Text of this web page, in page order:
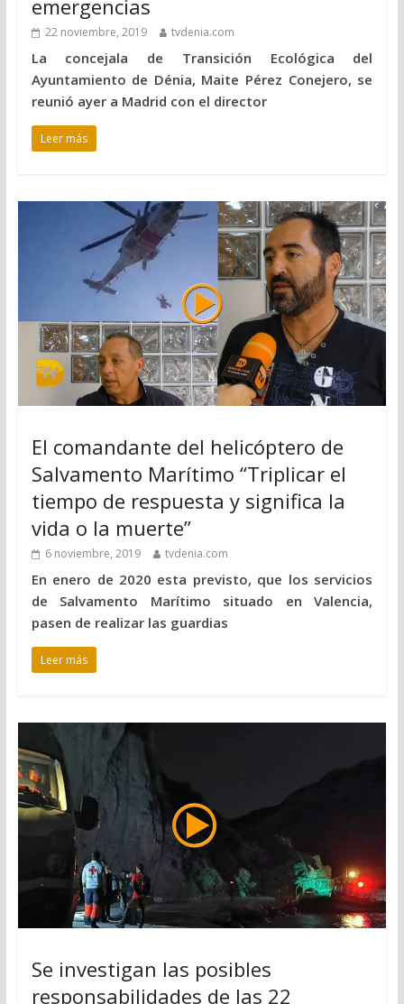
emergencias
22 noviembre, 2019 tvdenia.com
La concejala de Transición Ecológica del
Ayuntamiento de Dénia, Maite Pérez Conejero, se
reunió ayer a Madrid con el director
Leer más
El comandante del helicóptero de
Salvamento Marítimo “Triplicar el
tiempo de respuesta y significa la
vida o la muerte”
6 noviembre, 2019 tvdenia.com
En enero de 2020 esta previsto, que los servicios
de Salvamento Marítimo situado en Valencia,
pasen de realizar las guardias
Leer más
Se investigan las posibles
responsabilidades de las 22